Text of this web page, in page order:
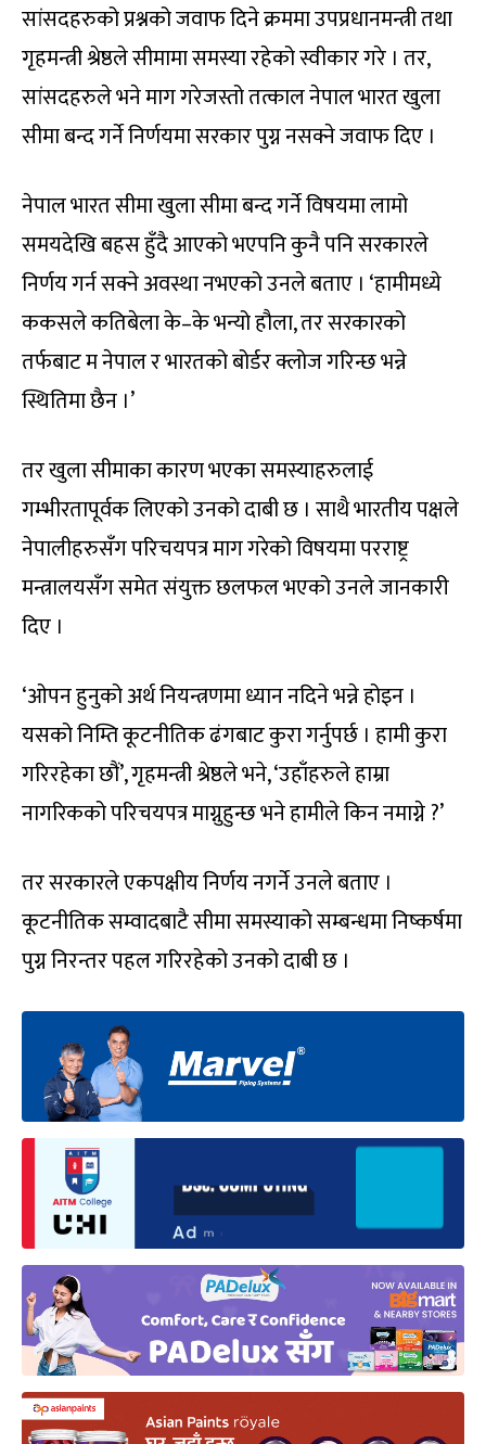
सांसदहरुको प्रश्नको जवाफ दिने क्रममा उपप्रधानमन्त्री तथा
गृहमन्त्री श्रेष्ठले सीमामा समस्या रहेको स्वीकार गरे । तर,
सांसदहरुले भने माग गरेजस्तो तत्काल नेपाल भारत खुला
सीमा बन्द गर्ने निर्णयमा सरकार पुग्न नसक्ने जवाफ दिए ।
नेपाल भारत सीमा खुला सीमा बन्द गर्ने विषयमा लामो
समयदेखि बहस हुँदै आएको भएपनि कुनै पनि सरकारले
निर्णय गर्न सक्ने अवस्था नभएको उनले बताए । ‘हामीमध्ये
ककसले कतिबेला के–के भन्यो हौला, तर सरकारको
तर्फबाट म नेपाल र भारतको बोर्डर क्लोज गरिन्छ भन्ने
स्थितिमा छैन ।’
तर खुला सीमाका कारण भएका समस्याहरुलाई
गम्भीरतापूर्वक लिएको उनको दाबी छ । साथै भारतीय पक्षले
नेपालीहरुसँग परिचयपत्र माग गरेको विषयमा परराष्ट्र
मन्त्रालयसँग समेत संयुक्त छलफल भएको उनले जानकारी
दिए ।
‘ओपन हुनुको अर्थ नियन्त्रणमा ध्यान नदिने भन्ने होइन ।
यसको निम्ति कूटनीतिक ढंगबाट कुरा गर्नुपर्छ । हामी कुरा
गरिरहेका छौं’, गृहमन्त्री श्रेष्ठले भने, ‘उहाँहरुले हाम्रा
नागरिकको परिचयपत्र माग्नुहुन्छ भने हामीले किन नमाग्ने ?’
तर सरकारले एकपक्षीय निर्णय नगर्ने उनले बताए ।
कूटनीतिक सम्वादबाटै सीमा समस्याको सम्बन्धमा निष्कर्षमा
पुग्न निरन्तर पहल गरिरहेको उनको दाबी छ ।